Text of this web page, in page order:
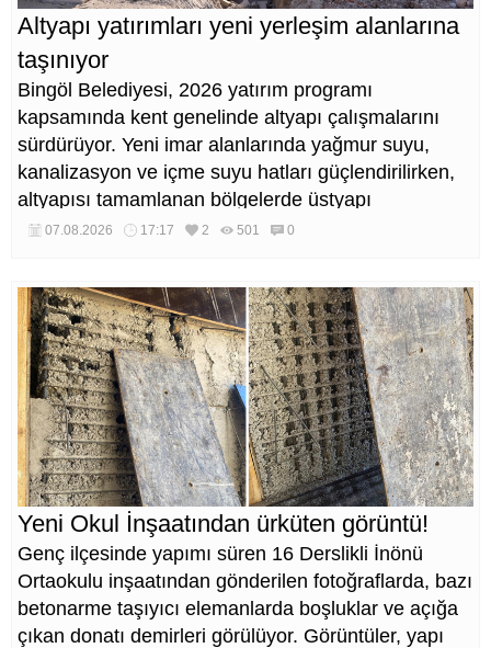
Altyapı yatırımları yeni yerleşim alanlarına
taşınıyor
Bingöl Belediyesi, 2026 yatırım programı
kapsamında kent genelinde altyapı çalışmalarını
sürdürüyor. Yeni imar alanlarında yağmur suyu,
kanalizasyon ve içme suyu hatları güçlendirilirken,
altyapısı tamamlanan bölgelerde üstyapı
düzenlemeleri de eş zamanlı yürütülüyor.
07.08.2026 17:17 2 501 0
Yeni Okul İnşaatından ürküten görüntü!
Genç ilçesinde yapımı süren 16 Derslikli İnönü
Ortaokulu inşaatından gönderilen fotoğraflarda, bazı
betonarme taşıyıcı elemanlarda boşluklar ve açığa
çıkan donatı demirleri görülüyor. Görüntüler, yapı